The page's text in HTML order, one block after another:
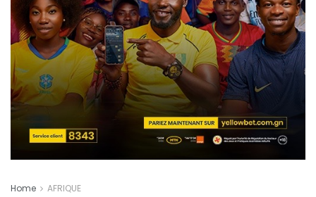
Home AFRIQUE